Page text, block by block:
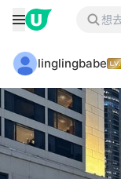
linglingbabe